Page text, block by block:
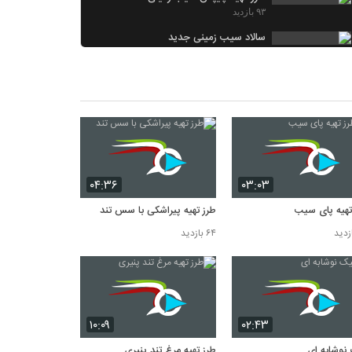
۹۳ بازدید
سالاد سیب زمینی جدید
طرز تهیه پای سیب
۰۳:۰۳
پای سیب
۰۴:۳۶
طرز تهیه پیراشکی با سس تند
۶۴ بازدید
۰۲:۴۳ ۱۰:۰۹